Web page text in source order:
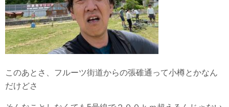
このあとさ、フルーツ街道からの張碓通って小樽とかなん
だけどさ